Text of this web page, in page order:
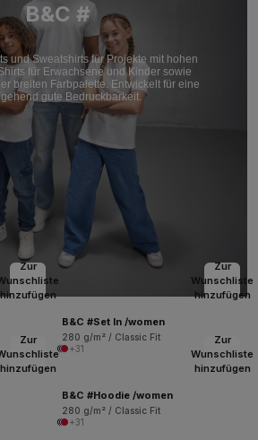
B&C #
und Sweatshirts für Projekte mit hohen
für Erwachsene und Kinder sowie
breiten Farbpalette. Entwickelt für eine
gute Bedruckbarkeit.
Zur
hinzufügen
Zur
Wunschliste
hinzufügen
B&C #Set In /women
280 g/m² / Classic Fit
+31
Zur
hinzufügen
Zur
Wunschliste
hinzufügen
B&C #Hoodie /women
280 g/m² / Classic Fit
+31